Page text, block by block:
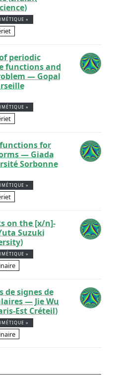
»
periodic
functions and
— Gopal
»
for
— Giada
Sorbonne
»
on the [x/n]-
Suzuki
»
de signes de
— Jie Wu
Est Créteil)
»